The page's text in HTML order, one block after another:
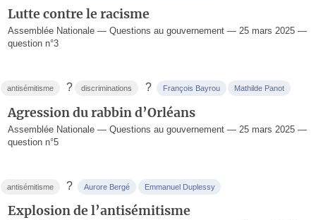
Lutte contre le racisme
Assemblée Nationale — Questions au gouvernement — 25 mars 2025 —
question n°3
antisémitisme ? discriminations ? François Bayrou Mathilde Panot
Agression du rabbin d’Orléans
Assemblée Nationale — Questions au gouvernement — 25 mars 2025 —
question n°5
antisémitisme ? Aurore Bergé Emmanuel Duplessy
Explosion de l’antisémitisme